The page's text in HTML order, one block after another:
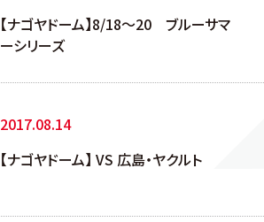
【ナゴヤドーム】8/18～20 ブルーサマ
ーシリーズ
2017.08.14
【ナゴヤドーム】 VS 広島・ヤクルト